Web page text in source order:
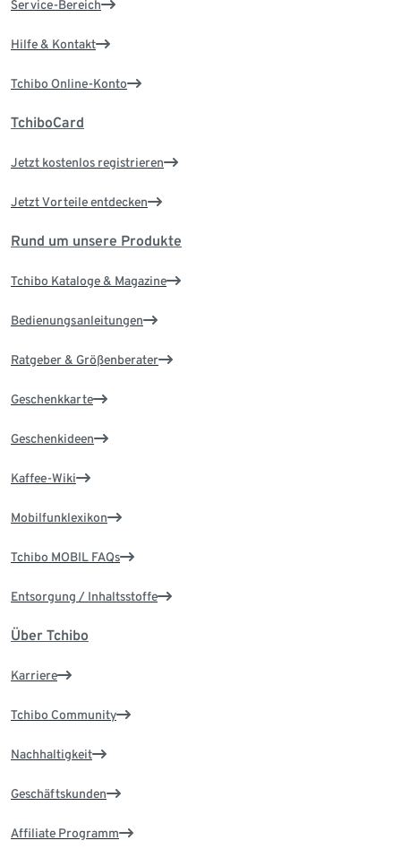
Service-Bereich
Hilfe & Kontakt
Tchibo Online-Konto
TchiboCard
Jetzt kostenlos registrieren
Jetzt Vorteile entdecken
Rund um unsere Produkte
Tchibo Kataloge & Magazine
Bedienungsanleitungen
Ratgeber & Größenberater
Geschenkkarte
Geschenkideen
Kaffee-Wiki
Mobilfunklexikon
Tchibo MOBIL FAQs
Entsorgung / Inhaltsstoffe
Über Tchibo
Karriere
Tchibo Community
Nachhaltigkeit
Geschäftskunden
Affiliate Programm